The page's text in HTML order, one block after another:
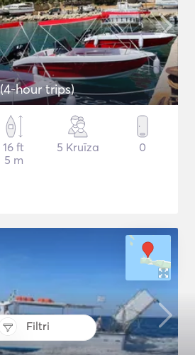
Filtri
hour trips)
16 ft
5 m
5 Kruīza 0